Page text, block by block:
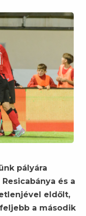
pályára
és a
eldőlt,
a második